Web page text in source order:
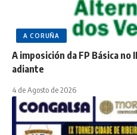
A CORUÑA
A imposición da FP Básica no
adiante
4 de Agosto de 2026